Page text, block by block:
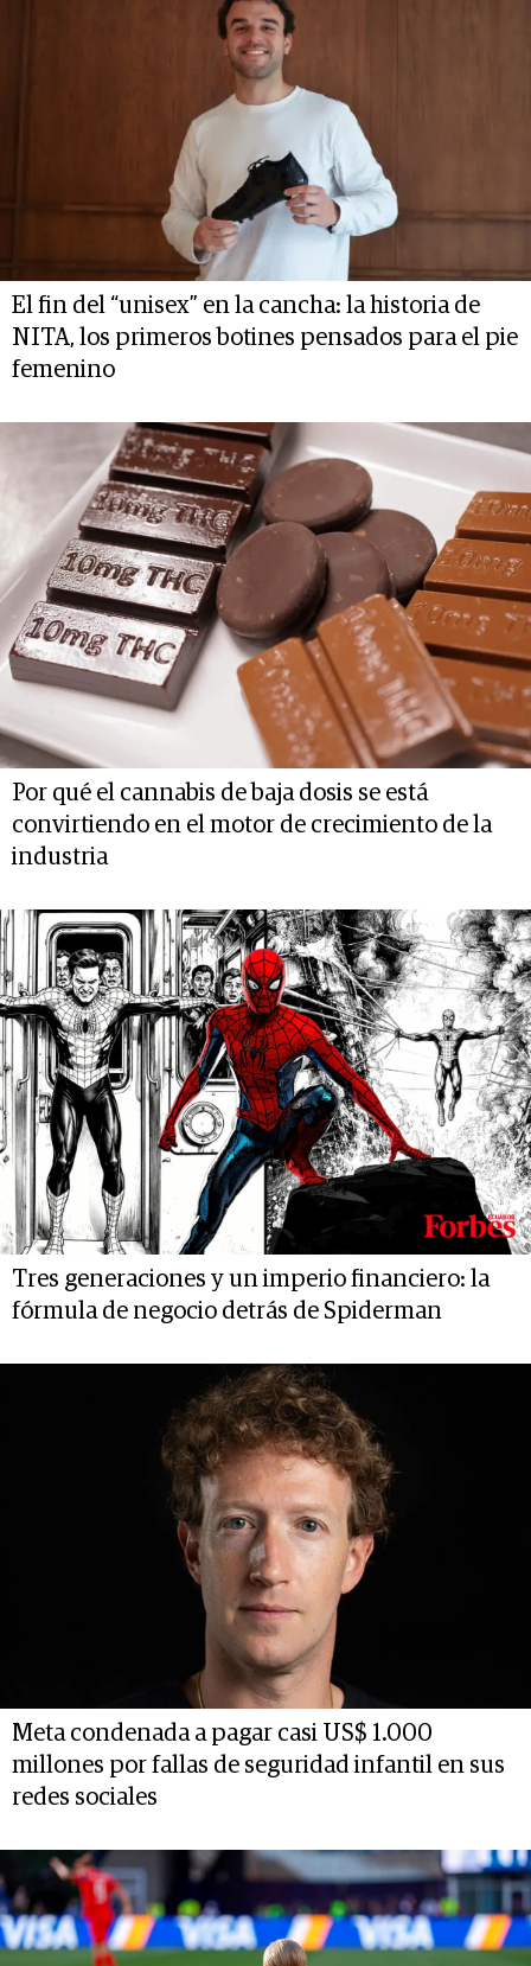
El fin del “unisex” en la cancha: la historia de
NITA, los primeros botines pensados para el pie
femenino
Por qué el cannabis de baja dosis se está
convirtiendo en el motor de crecimiento de la
industria
Tres generaciones y un imperio financiero: la
fórmula de negocio detrás de Spiderman
Meta condenada a pagar casi US$ 1.000
millones por fallas de seguridad infantil en sus
redes sociales